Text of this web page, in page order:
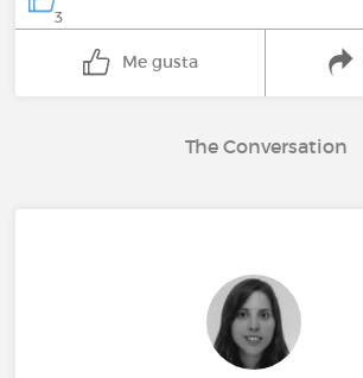
3
Me gusta
The Conversation